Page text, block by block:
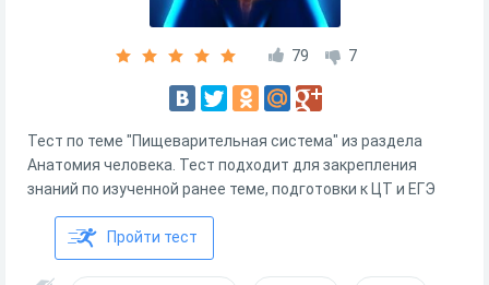
79 7
Тест по теме "Пищеварительная система" из раздела
Анатомия человека. Тест подходит для закрепления
знаний по изученной ранее теме, подготовки к ЦТ и ЕГЭ
Пройти тест